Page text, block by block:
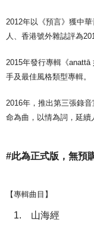
2012年以《預言》獲中
人、香港號外雜誌評為
2015年發行專輯《
手及最佳風格類型專輯。
2016年，推出第三張錄
命為曲，以情為詞，延續
#此為正式版，無預
【專輯曲目】
山海經